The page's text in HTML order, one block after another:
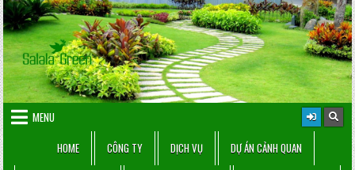
Skip
to
content
MENU
HOME
CÔNG TY DỊCH VỤ DỰ ÁN CẢNH QUAN